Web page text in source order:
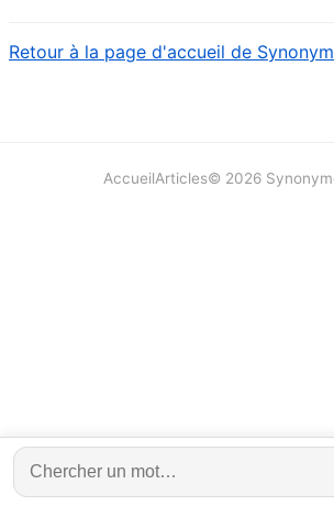
Retour à la page d'accueil de
AccueilArticles© 2026